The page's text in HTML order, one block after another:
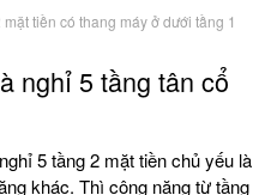
tiền có thang máy ở dưới tầng 1
nghỉ 5 tầng tân cổ
5 tầng 2 mặt tiền chủ yếu là
khác. Thì công năng từ tầng